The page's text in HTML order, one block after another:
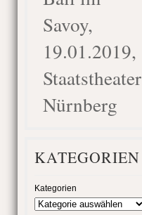
Savoy,
19.01.2019,
Staatstheater
Nürnberg
KATEGORIEN
Kategorien